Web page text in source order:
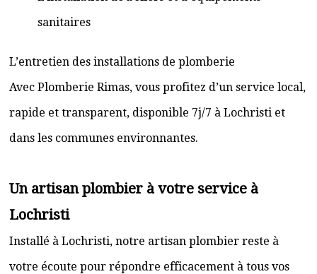
sanitaires
L’entretien des installations de plomberie
Avec Plomberie Rimas, vous profitez d’un service local,
rapide et transparent, disponible 7j/7 à Lochristi et
dans les communes environnantes.
Un artisan plombier à votre service à
Lochristi
Installé à Lochristi, notre artisan plombier reste à
votre écoute pour répondre efficacement à tous vos